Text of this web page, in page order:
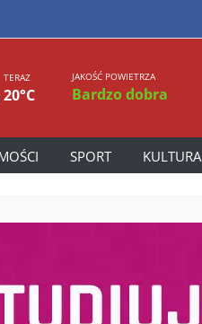
TERAZ
20°C
JAKOŚĆ POWIETRZA
Bardzo dobra
SPORT KULTURA